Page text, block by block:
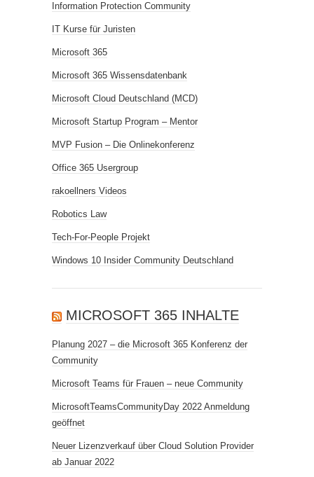
Information Protection Community
IT Kurse für Juristen
Microsoft 365
Microsoft 365 Wissensdatenbank
Microsoft Cloud Deutschland (MCD)
Microsoft Startup Program – Mentor
MVP Fusion – Die Onlinekonferenz
Office 365 Usergroup
rakoellners Videos
Robotics Law
Tech-For-People Projekt
Windows 10 Insider Community Deutschland
MICROSOFT 365 INHALTE
Planung 2027 – die Microsoft 365 Konferenz der
Community
Microsoft Teams für Frauen – neue Community
MicrosoftTeamsCommunityDay 2022 Anmeldung
geöffnet
Neuer Lizenzverkauf über Cloud Solution Provider
ab Januar 2022